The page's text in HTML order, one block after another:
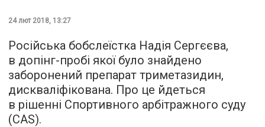
24 лют 2018, 13:27
Російська бобслеїстка Надія Сергєєва,
в допінг-пробі якої було знайдено
заборонений препарат триметазидин,
дискваліфікована. Про це йдеться
в рішенні Спортивного арбітражного суду
(CAS).